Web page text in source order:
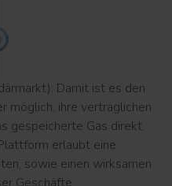
Damit ist es den
möglich, ihre vertraglichen
gespeicherte Gas direkt,
erlaubt eine
sowie einen wirksamen